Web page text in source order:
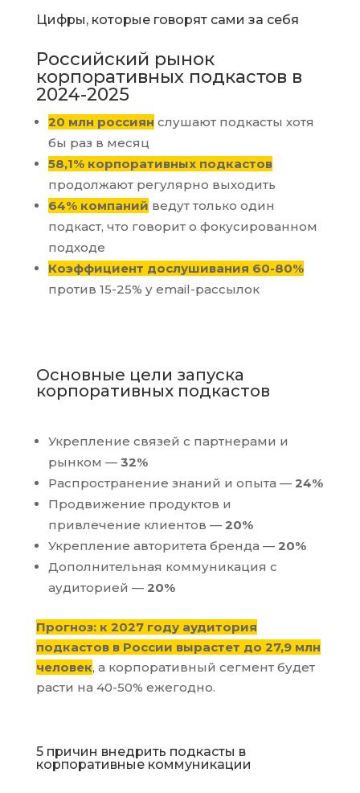
Цифры, которые говорят сами за себя
Российский рынок
корпоративных подкастов в
2024-2025
20 млн россиян слушают подкасты хотя
бы раз в месяц
58,1% корпоративных подкастов
продолжают регулярно выходить
64% компаний ведут только один
подкаст, что говорит о фокусированном
подходе
Коэффициент дослушивания 60-80%
против 15-25% у email-рассылок
Основные цели запуска
корпоративных подкастов
Укрепление связей с партнерами и
рынком — 32%
Распространение знаний и опыта — 24%
Продвижение продуктов и
привлечение клиентов — 20%
Укрепление авторитета бренда — 20%
Дополнительная коммуникация с
аудиторией — 20%
Прогноз: к 2027 году аудитория
подкастов в России вырастет до 27,9 млн
человек, а корпоративный сегмент будет
расти на 40-50% ежегодно.
5 причин внедрить подкасты в
корпоративные коммуникации